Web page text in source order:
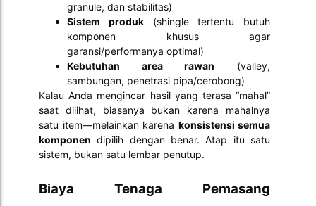
granule, dan stabilitas)
Sistem produk(shingle tertentu butuh
komponen khusus agar
garansi/performanya optimal)
Kebutuhan area rawan (valley,
sambungan, penetrasi pipa/cerobong)
Kalau Anda mengincar hasil yang terasa “mahal”
saat dilihat, biasanya bukan karena mahalnya
satu item—melainkan karena konsistensi semua
komponen dipilih dengan benar. Atap itu satu
sistem, bukan satu lembar penutup.
Biaya Tenaga Pemasang